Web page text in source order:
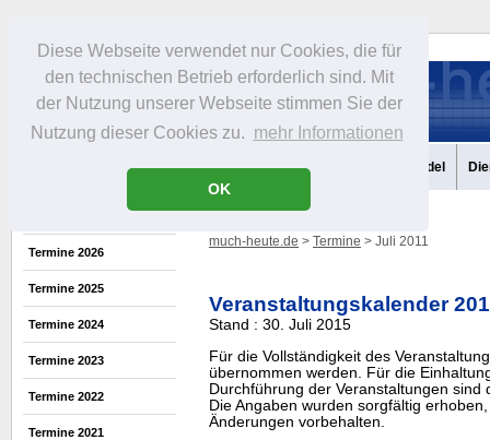
Diese Webseite verwendet nur Cookies, die für
den technischen Betrieb erforderlich sind. Mit
der Nutzung unserer Webseite stimmen Sie der
Nutzung dieser Cookies zu. mehr Informationen
OK
Portrait Infos Freizeit Gastronomie Handel
Termine 2026
Termine 2025
Termine 2024
Termine 2023
Termine 2022
Termine 2021
much-heute.de > Termine > Juli 2011
Veranstaltungskalender
Stand : 30. Juli 2015
Für die Vollständigkeit des
übernommen werden. Für die
Durchführung der Veranstaltungen sind
Die Angaben wurden sorgfältig
Änderungen vorbehalten.